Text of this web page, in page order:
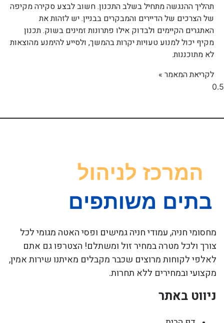
תהליך ההנגשה מתחיל בשלב התכנון. חשוב לבצע סקירה מקיפה
של הצרכים של הדיירים והמבקרים בבניין. יש לזהות את
האתגרים הקיימים ולבדוק אילו פתרונות זמינים בשוק. תכנון
מקיף יכול למנוע טעויות יקרות בהמשך, ולסייע להימנע מהוצאות
לא מתוכננות.
לקריאת המאמר »
מחסומי חניה, עמודי חניה גמישים ופסי האטה מגומי לכל
צורך ולכל מטרה במחיר זול ומשתלם! הצטרפו גם אתם
לאלפי לקוחות מרוצים שכבר מקבלים מאיתנו שירות אמין,
מקצועי ובמחירים ללא תחרות.
ניווט באתר